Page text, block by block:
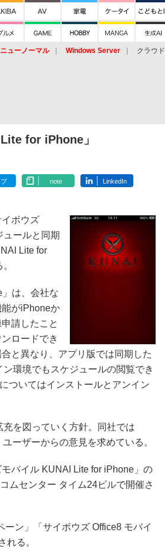
ニューノーマル Windows Server クラウド
for iPhone」
note LinkedIn
ボウズ
ールと同期
Lite for
は、会社な
がiPhoneか
請したこと
ロードでき
と異なり、アプリ版では同期した
環境でもスケジュールの閲覧でき
ついてはインストールとアンイン
を図っていく方針。同社では
ーザーからの意見を求めている。
バイル KUNAI Lite for iPhone」の
ムセンター タイム24ビルで開催さ
ン」「サイボウズ Office8 モバイ
れる。